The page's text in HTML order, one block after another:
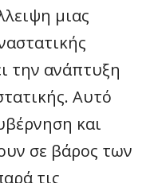
μιας
την ανάπτυξη
Αυτό
και
σε βάρος των
τις